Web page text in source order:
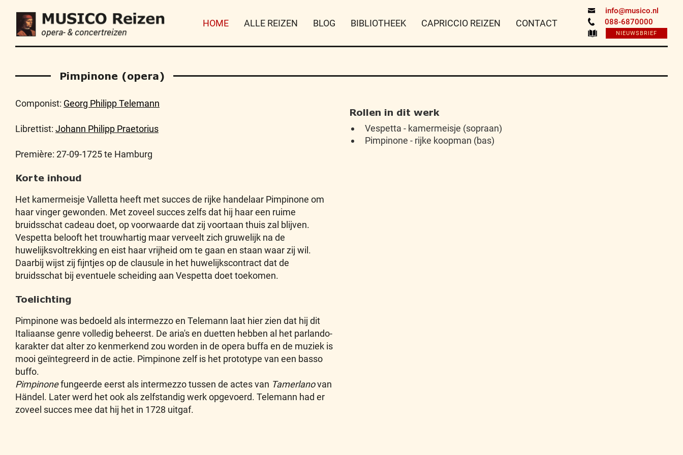
info@musico.nl
088-6870000
NIEUWSBRIEF
HOME ALLE REIZEN BLOG BIBLIOTHEEK CAPRICCIO REIZEN CONTACT
Pimpinone (opera)
Componist: Georg Philipp Telemann
Librettist: Johann Philipp Praetorius
Première: 27-09-1725 te Hamburg
Korte inhoud
Het kamermeisje Valletta heeft met succes de rijke handelaar Pimpinone om
haar vinger gewonden. Met zoveel succes zelfs dat hij haar een ruime
bruidsschat cadeau doet, op voorwaarde dat zij voortaan thuis zal blijven.
Vespetta belooft het trouwhartig maar verveelt zich gruwelijk na de
huwelijksvoltrekking en eist haar vrijheid om te gaan en staan waar zij wil.
Daarbij wijst zij fijntjes op de clausule in het huwelijkscontract dat de
bruidsschat bij eventuele scheiding aan Vespetta doet toekomen.
Toelichting
Pimpinone was bedoeld als intermezzo en Telemann laat hier zien dat hij dit
Italiaanse genre volledig beheerst. De aria's en duetten hebben al het parlando-
karakter dat alter zo kenmerkend zou worden in de opera buffa en de muziek is
mooi geïntegreerd in de actie. Pimpinone zelf is het prototype van een basso
buffo.
Pimpinonefungeerde eerst als intermezzo tussen de actes van Tamerlanovan
Händel. Later werd het ook als zelfstandig werk opgevoerd. Telemann had er
zoveel succes mee dat hij het in 1728 uitgaf.
Rollen in dit werk
Vespetta - kamermeisje (sopraan)
Pimpinone - rijke koopman (bas)